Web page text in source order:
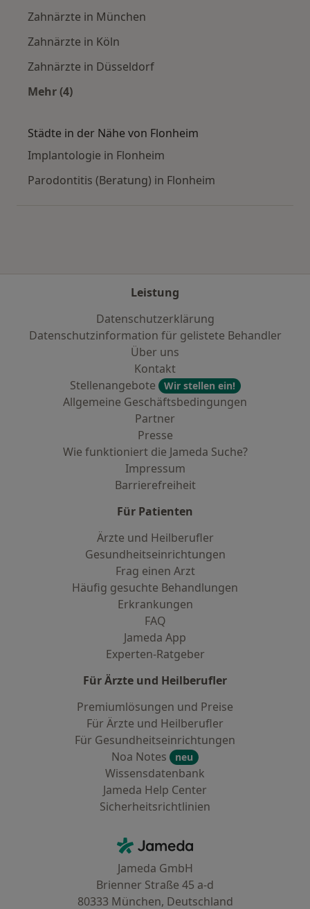
Zahnärzte in München
Zahnärzte in Köln
Zahnärzte in Düsseldorf
Mehr (4)
Städte in der Nähe von Flonheim
Implantologie in Flonheim
Parodontitis (Beratung) in Flonheim
Leistung
Datenschutzerklärung
Datenschutzinformation für gelistete Behandler
Über uns
Kontakt
Stellenangebote
Wir stellen ein!
Allgemeine Geschäftsbedingungen
Partner
Presse
Wie funktioniert die Jameda Suche?
Impressum
Barrierefreiheit
Für Patienten
Ärzte und Heilberufler
Gesundheitseinrichtungen
Frag einen Arzt
Häufig gesuchte Behandlungen
Erkrankungen
FAQ
Jameda App
Experten-Ratgeber
Für Ärzte und Heilberufler
Premiumlösungen und Preise
Für Ärzte und Heilberufler
Für Gesundheitseinrichtungen
Noa Notes
neu
Wissensdatenbank
Jameda Help Center
Sicherheitsrichtlinien
Jameda - Startseite
Jameda GmbH
Brienner Straße 45 a-d
80333 München, Deutschland